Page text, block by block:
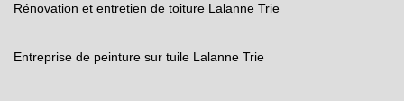
Rénovation et entretien de toiture Lalanne Trie
Entreprise de peinture sur tuile Lalanne Trie